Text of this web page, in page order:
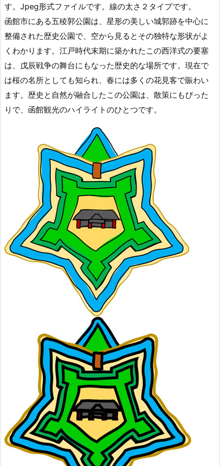
す。Jpeg形式ファイルです。線の太さ２タイプです。
函館市にある五稜郭公園は、星形の美しい城郭跡を中心に
整備された歴史公園で、空から見るとその独特な形状がよ
くわかります。江戸時代末期に築かれたこの西洋式の要塞
は、戊辰戦争の舞台にもなった歴史的な場所です。現在で
は桜の名所としても知られ、春には多くの花見客で賑わい
ます。歴史と自然が融合したこの公園は、散策にもぴった
りで、函館観光のハイライトのひとつです。